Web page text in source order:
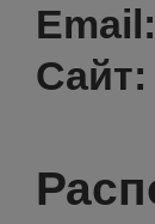
Email:
Сайт: